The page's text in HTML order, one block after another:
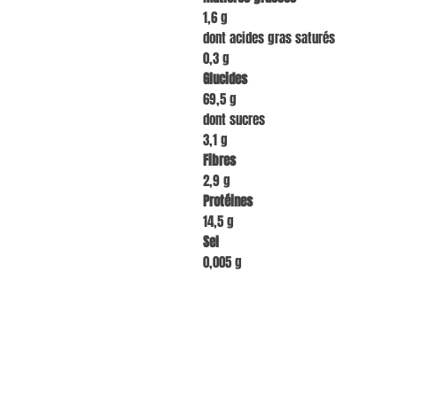
1,6 g
dont acides gras saturés
0,3 g
Glucides
69,5 g
dont sucres
3,1 g
Fibres
2,9 g
Protéines
14,5 g
Sel
0,005 g